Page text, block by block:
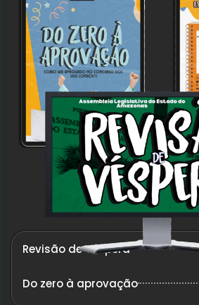
Revisão de Véspera
Do zero à aprovação